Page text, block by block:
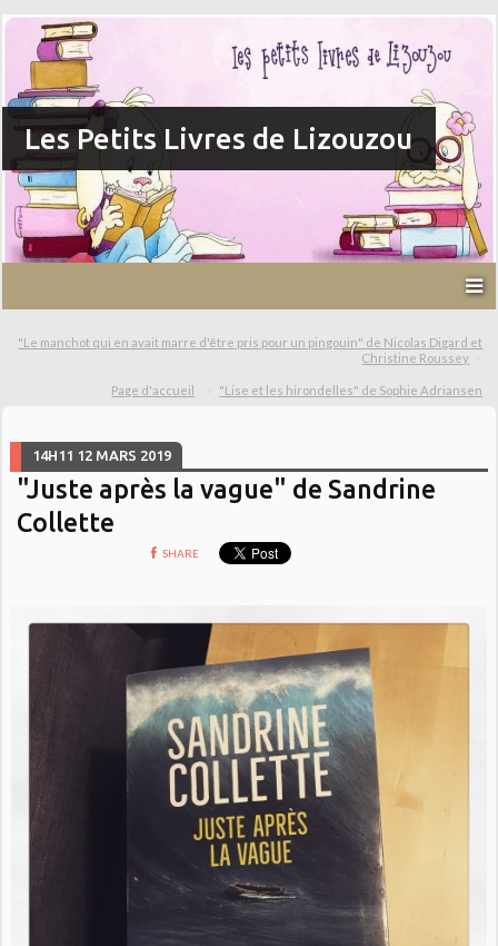
Les Petits Livres de Lizouzou
"Le manchot qui en avait marre d'être pris pour un pingouin" de Nicolas Digard et
Christine Roussey
Page d'accueil "Lise et les hirondelles" de Sophie Adriansen
14H11 12 MARS 2019
"Juste après la vague" de Sandrine
Collette
SHARE